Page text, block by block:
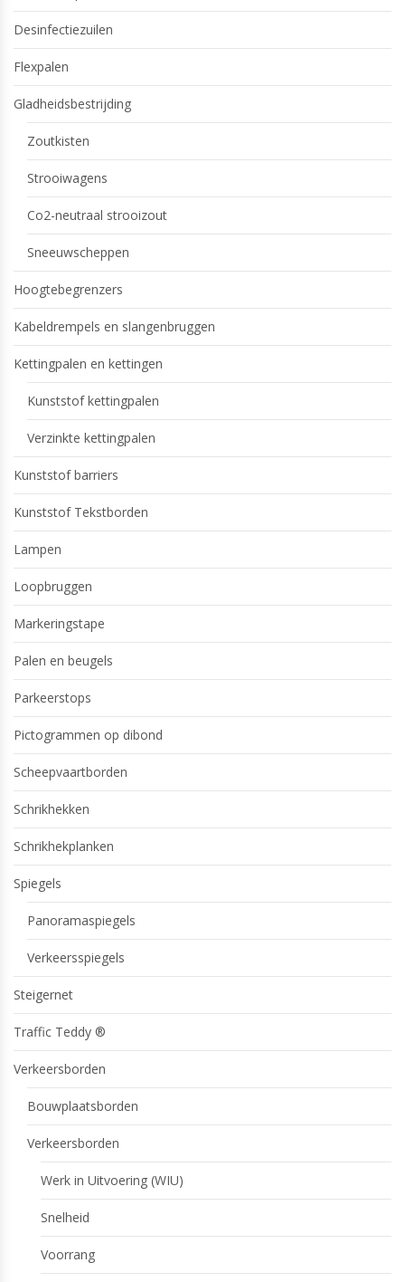
Desinfectiezuilen
Flexpalen
Gladheidsbestrijding
Zoutkisten
Strooiwagens
Co2-neutraal strooizout
Sneeuwscheppen
Hoogtebegrenzers
Kabeldrempels en slangenbruggen
Kettingpalen en kettingen
Kunststof kettingpalen
Verzinkte kettingpalen
Kunststof barriers
Kunststof Tekstborden
Lampen
Loopbruggen
Markeringstape
Palen en beugels
Parkeerstops
Pictogrammen op dibond
Scheepvaartborden
Schrikhekken
Schrikhekplanken
Spiegels
Panoramaspiegels
Verkeersspiegels
Steigernet
Traffic Teddy ®
Verkeersborden
Bouwplaatsborden
Verkeersborden
Werk in Uitvoering (WIU)
Snelheid
Voorrang